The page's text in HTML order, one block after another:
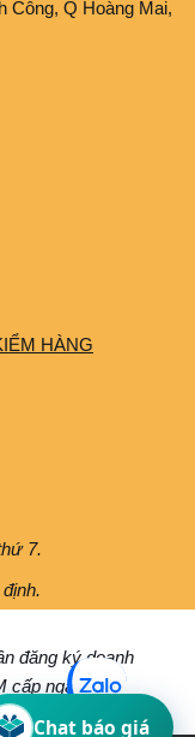
Công, Q Hoàng Mai,
HÀNG
7.
đăng ký doanh
cấp ngày
Chat báo giá